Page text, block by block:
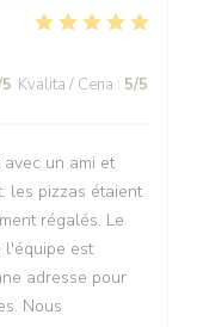
Kvalita / Cena : 5/5
un ami et
les pizzas étaient
régalés. Le
l'équipe est
adresse pour
Nous